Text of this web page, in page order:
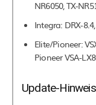
NR6050, TX-
Integra: DRX-
Elite/Pioneer:
Pioneer VSA-
Update-Hinweis